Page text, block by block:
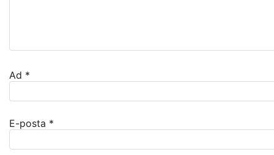
Ad *
E-posta *